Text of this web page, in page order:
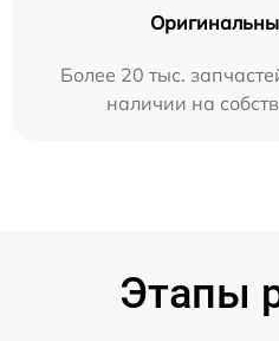
Более 20 тыс.
наличии на
Этапы